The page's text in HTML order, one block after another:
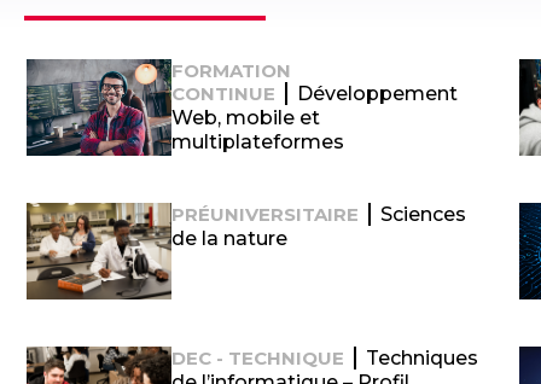
FORMATION
CONTINUE
Développement
Web, mobile et
multiplateformes
PRÉUNIVERSITAIRE
Sciences
de la nature
DEC - TECHNIQUE
Techniques